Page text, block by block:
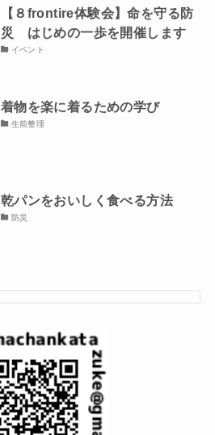
【８frontire体験会】命を守る防
災 はじめの一歩を開催します
イベント
着物を楽に着るための学び
生前整理
乾パンをおいしく食べる方法
防災